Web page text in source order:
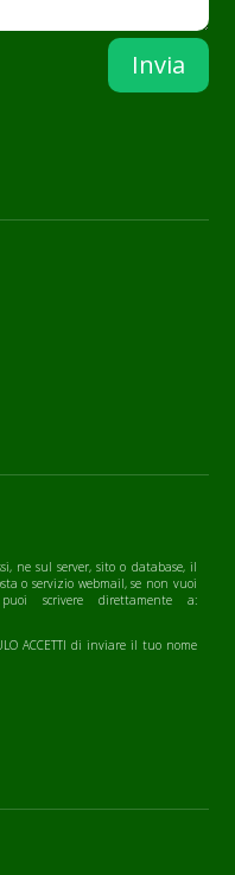
Invia
ne sul server, sito o database, il
o servizio webmail, se non vuoi
scrivere direttamente a:
ACCETTI di inviare il tuo nome